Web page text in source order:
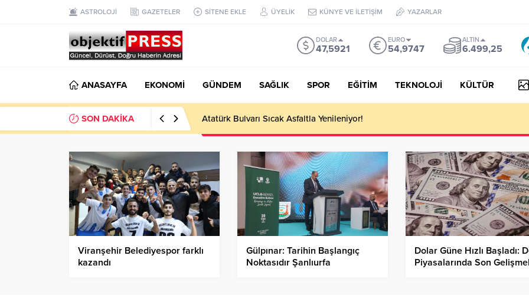
ASTROLOJİ GAZETELER SİTENE EKLE ÜYELİK KÜNYE VE İLETİŞİM YAZARLAR
DOLAR
47,5921
EURO
54,9747
ALTIN
6.499,25
ANASAYFA EKONOMİ GÜNDEM SAĞLIK SPOR EĞİTİM TEKNOLOJİ KÜLTÜR
SON DAKİKA Temmuzda IPARD III Kapsamında 634,3 Milyon Lira Hibe Ödemesi Yapıldı!
Viranşehir Belediyespor farklı
kazandı
Gülpınar: Tarihin Başlangıç
Noktasıdır Şanlıurfa
Dolar Güne Hızlı Başladı:
Piyasalarında Son